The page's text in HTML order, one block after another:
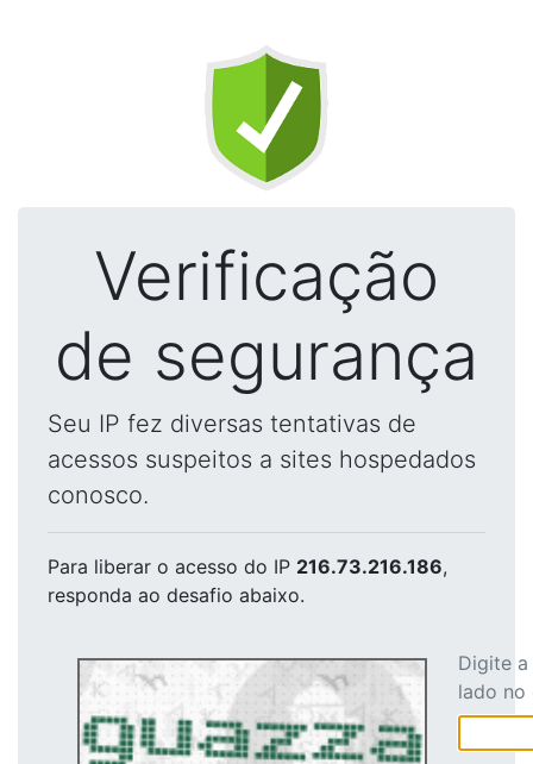
Verificação
de segurança
Seu IP fez diversas tentativas de
acessos suspeitos a sites hospedados
conosco.
Para liberar o acesso do IP 216.73.216.186,
responda ao desafio abaixo.
Digite
lado no